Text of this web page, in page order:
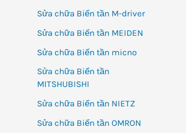
Sửa chữa Biến tần M-driver
Sửa chữa Biến tần MEIDEN
Sửa chữa Biến tần micno
Sửa chữa Biến tần
MITSHUBISHI
Sửa chữa Biến tần NIETZ
Sửa chữa Biến tần OMRON